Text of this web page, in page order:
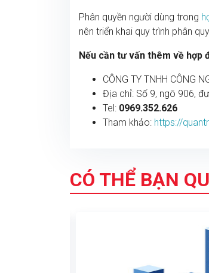
Phân quyền người dùng trong
nên triển khai quy trình phân
Nếu cần tư vấn thêm về hợp
CÔNG TY TNHH CÔNG
Địa chỉ: Số 9, ngõ 906,
Tel: 0969.352.626
Tham khảo: https://
CÓ THỂ BẠN